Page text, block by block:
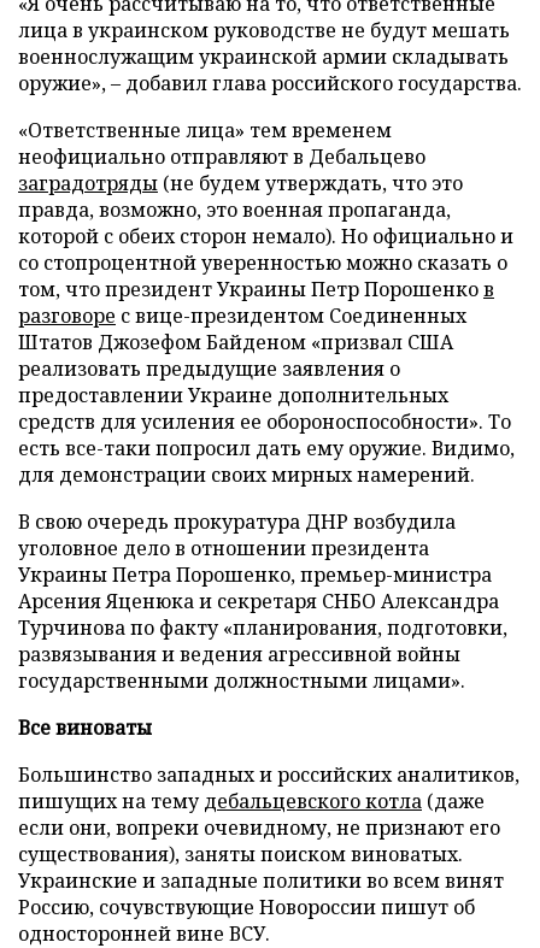
лица в украинском руководстве не будут мешать
военнослужащим украинской армии складывать
оружие», – добавил глава российского государства.
«Ответственные лица» тем временем
неофициально отправляют в Дебальцево
заградотряды (не будем утверждать, что это
правда, возможно, это военная пропаганда,
которой с обеих сторон немало). Но официально и
со стопроцентной уверенностью можно сказать о
том, что президент Украины Петр Порошенков
разговоре с вице-президентом Соединенных
Штатов Джозефом Байденом «призвал США
реализовать предыдущие заявления о
предоставлении Украине дополнительных
средств для усиления ее обороноспособности». То
есть все-таки попросил дать ему оружие. Видимо,
для демонстрации своих мирных намерений.
В свою очередь прокуратура ДНР возбудила
уголовное дело в отношении президента
Украины Петра Порошенко, премьер-министра
Арсения Яценюка и секретаря СНБО Александра
Турчинова по факту «планирования, подготовки,
развязывания и ведения агрессивной войны
государственными должностными лицами».
Все виноваты
Большинство западных и российских аналитиков,
пишущих на темудебальцевского котла (даже
если они, вопреки очевидному, не признают его
существования), заняты поиском виноватых.
Украинские и западные политики во всем винят
Россию, сочувствующие Новороссии пишут об
односторонней вине ВСУ.